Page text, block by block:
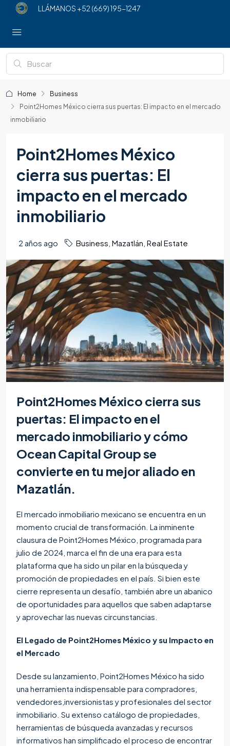
LLÁMANOS +52 (669) 195-1247
Home
Business
Point2Homes México cierra sus puertas: El impacto en el mercado
inmobiliario
Point2Homes México
cierra sus puertas: El
impacto en el mercado
inmobiliario
2 años ago Business Mazatlán Real Estate
Point2Homes México cierra sus
puertas: El impacto en el
mercado inmobiliario y cómo
Ocean Capital Group se
convierte en tu mejor aliado en
Mazatlán.
El mercado inmobiliario mexicano se encuentra en un
momento crucial de transformación. La inminente
clausura de Point2Homes México, programada para
julio de 2024, marca el fin de una era para esta
plataforma que ha sido un pilar en la búsqueda y
promoción de propiedades en el país. Si bien este
cierre representa un desafío, también abre un abanico
de oportunidades para aquellos que saben adaptarse
y aprovechar las nuevas circunstancias.
El Legado de Point2Homes México y su Impacto en
el Mercado
Desde su lanzamiento, Point2Homes México ha sido
una herramienta indispensable para compradores,
vendedores,inversionistas y profesionales del sector
inmobiliario. Su extenso catálogo de propiedades,
herramientas de búsqueda avanzadas y recursos
informativos han simplificado el proceso de encontrar